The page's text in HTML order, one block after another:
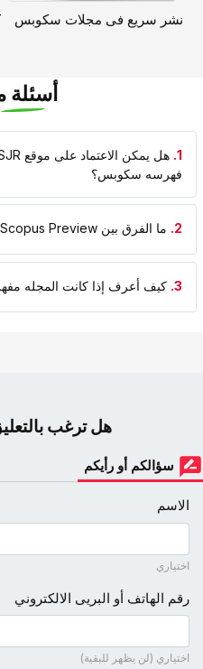
نشر سریع فی مجلات سکوبس
أسئلة
1.
فهرسه سکوبس؟
2. ما الفرق بین Scopus Preview وScopus Database؟
3. کیف أعرف إذا کانت المجله
هل ترغب
سؤالكم أو رأيكم
الاسم
اختياري
رقم الهاتف أو البريى الالكتروني
اختياري (لن يظهر للبقية)